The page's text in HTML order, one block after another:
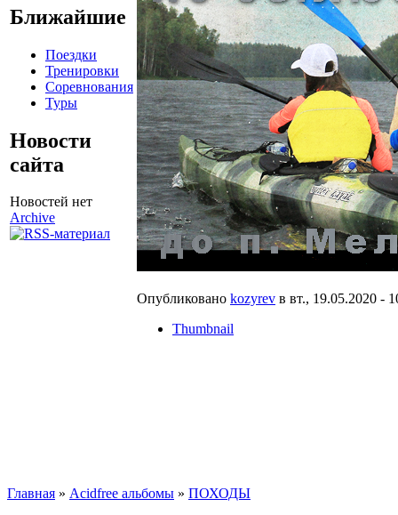
Ближайшие
Поездки
Тренировки
Соревнования
Туры
Новости
сайта
Новостей нет
Archive
Опубликовано kozyrev в вт., 19.05.2020 -
Thumbnail
Главная » Acidfree альбомы » ПОХОДЫ